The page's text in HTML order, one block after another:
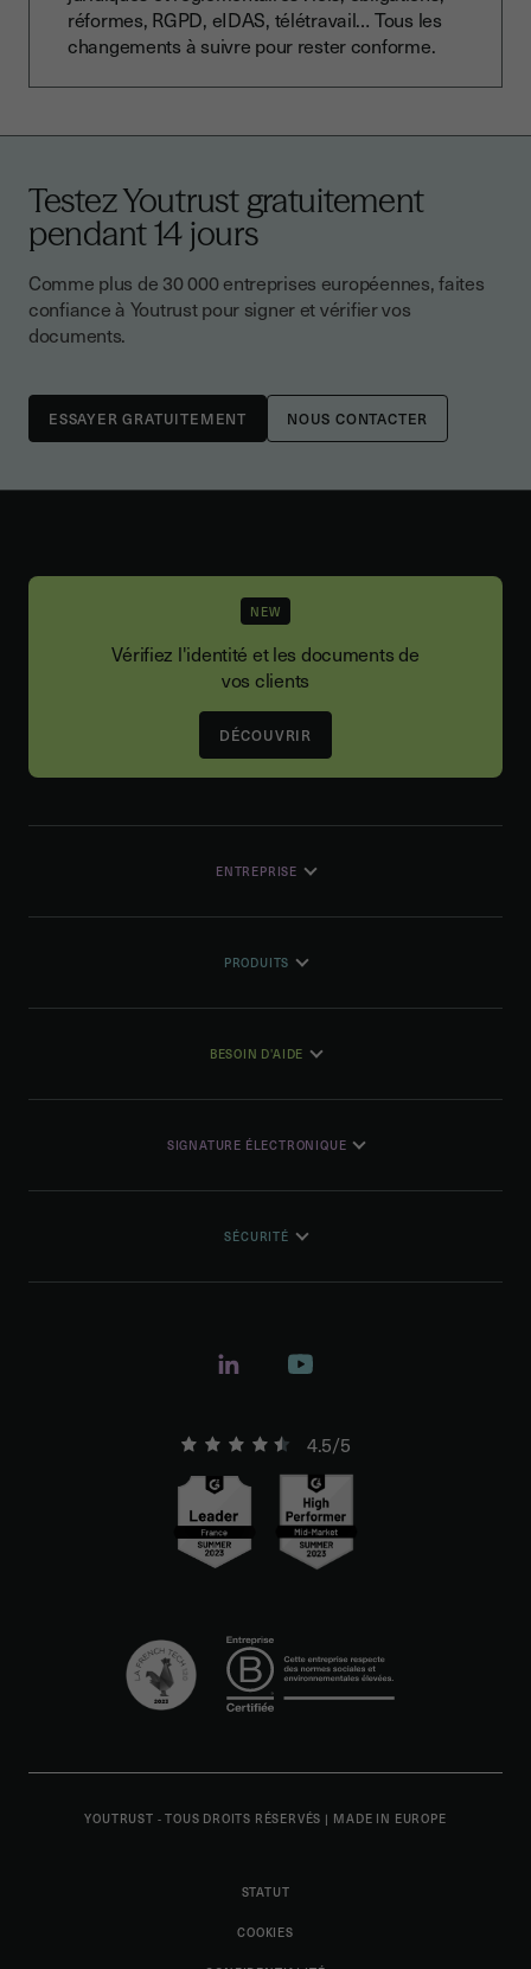
réformes, RGPD, eIDAS, télétravail… Tous les
changements à suivre pour rester conforme.
Testez Youtrust gratuitement
pendant 14 jours
Comme plus de 30 000 entreprises européennes, faites
confiance à Youtrust pour signer et vérifier vos
documents.
NOUS CONTACTER
NEW
Vérifiez l'identité et les documents de
vos clients
DÉCOUVRIR
ENTREPRISE
PRODUITS
BESOIN D'AIDE
SIGNATURE ÉLECTRONIQUE
SÉCURITÉ
4.5/5
YOUTRUST - TOUS DROITS RÉSERVÉS | MADE IN EUROPE
STATUT
COOKIES